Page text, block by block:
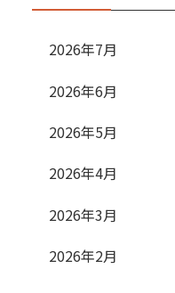
2026年7月
2026年6月
2026年5月
2026年4月
2026年3月
2026年2月